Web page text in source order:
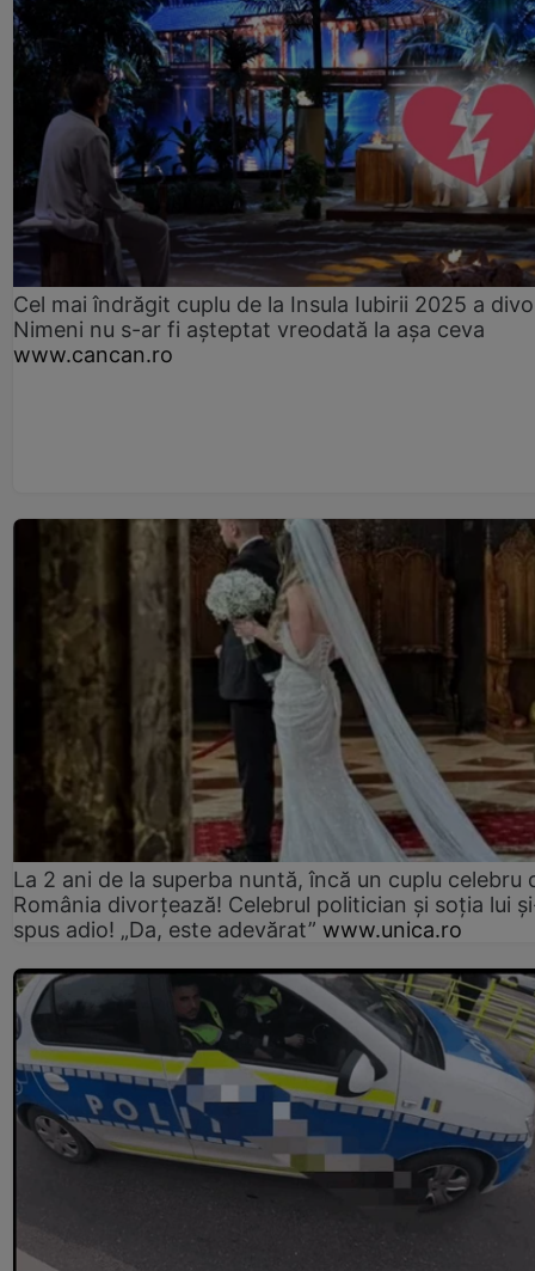
Cel mai îndrăgit cuplu de la Insula Iubirii 2025 a
Nimeni nu s-ar fi așteptat vreodată la așa ceva
www.cancan.ro
La 2 ani de la superba nuntă, încă un cuplu celebru
România divorțează! Celebrul politician și soția lui
spus adio! „Da, este adevărat” www.unica.ro